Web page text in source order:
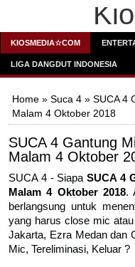
KIOSMEDIA☆COM
LIGA DANGDUT INDONESIA
Home » Suca 4 » SUCA 4
Malam 4 Oktober 2018
SUCA 4 Gantung
Malam 4 Oktober
SUCA 4 - Siapa SUCA 4
Malam 4 Oktober 2018.
berlangsung untuk
yang harus close mic
Jakarta, Ezra Medan dan
Mic, Tereliminasi, Keluar ?